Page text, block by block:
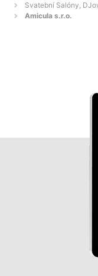
Svatební Salóny,
Amicula s.r.o.